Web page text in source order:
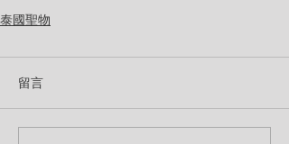
泰國聖物
留言